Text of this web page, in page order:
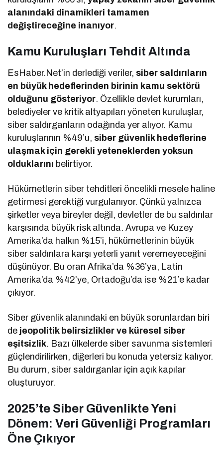
alanındaki dinamikleri tamamen
değiştireceğine inanıyor.
Kamu Kuruluşları Tehdit Altında
EsHaber.Net’in derlediği veriler, siber saldırıların
en büyük hedeflerinden birinin kamu sektörü
olduğunu gösteriyor. Özellikle devlet kurumları,
belediyeler ve kritik altyapıları yöneten kuruluşlar,
siber saldırganların odağında yer alıyor. Kamu
kuruluşlarının %49’u, siber güvenlik hedeflerine
ulaşmak için gerekli yeteneklerden yoksun
olduklarını belirtiyor.
Hükümetlerin siber tehditleri öncelikli mesele haline
getirmesi gerektiği vurgulanıyor. Çünkü yalnızca
şirketler veya bireyler değil, devletler de bu saldırılar
karşısında büyük risk altında. Avrupa ve Kuzey
Amerika’da halkın %15’i, hükümetlerinin büyük
siber saldırılara karşı yeterli yanıt veremeyeceğini
düşünüyor. Bu oran Afrika’da %36’ya, Latin
Amerika’da %42’ye, Ortadoğu’da ise %21’e kadar
çıkıyor.
Siber güvenlik alanındaki en büyük sorunlardan biri
de jeopolitik belirsizlikler ve küresel siber
eşitsizlik. Bazı ülkelerde siber savunma sistemleri
güçlendirilirken, diğerleri bu konuda yetersiz kalıyor.
Bu durum, siber saldırganlar için açık kapılar
oluşturuyor.
2025’te Siber Güvenlikte Yeni
Dönem: Veri Güvenliği Programları
Öne Çıkıyor